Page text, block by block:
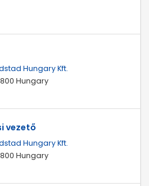
Hungary Kft.
Hungary
vezető
Hungary Kft.
Hungary